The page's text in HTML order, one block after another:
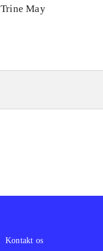
dansk for 3. klasse :
Trine May
Kontakt os